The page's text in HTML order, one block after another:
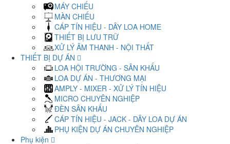
MÁY CHIẾU
MÀN CHIẾU
CÁP TÍN HIỆU - DÂY LOA HOME
THIẾT BỊ LƯU TRỮ
XỬ LÝ ÂM THANH - NỘI THẤT
THIẾT BỊ DỰ ÁN
LOA HỘI TRƯỜNG - SÂN KHẤU
LOA DỰ ÁN - THƯƠNG MẠI
AMPLY - MIXER - XỬ LÝ TÍN HIỆU
MICRO CHUYÊN NGHIỆP
ĐÈN SÂN KHẤU
CÁP TÍN HIỆU - JACK - DÂY LOA DỰ ÁN
PHỤ KIỆN DỰ ÁN CHUYÊN NGHIỆP
Phụ kiện